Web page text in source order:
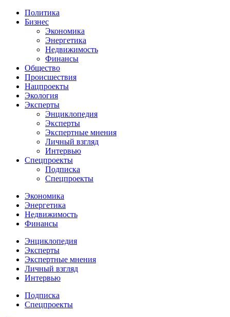
Политика
Бизнес
Экономика
Энергетика
Недвижимость
Финансы
Общество
Происшествия
Нацпроекты
Экология
Эксперты
Энциклопедия
Эксперты
Экспертные мнения
Личный взгляд
Интервью
Спецпроекты
Подписка
Спецпроекты
Экономика
Энергетика
Недвижимость
Финансы
Энциклопедия
Эксперты
Экспертные мнения
Личный взгляд
Интервью
Подписка
Спецпроекты